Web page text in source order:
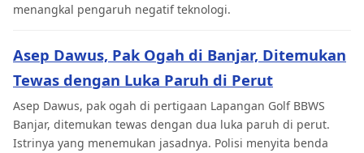
menangkal pengaruh negatif teknologi.
Asep Dawus, Pak Ogah di Banjar, Ditemukan
Tewas dengan Luka Paruh di Perut
Asep Dawus, pak ogah di pertigaan Lapangan Golf BBWS
Banjar, ditemukan tewas dengan dua luka paruh di perut.
Istrinya yang menemukan jasadnya. Polisi menyita benda